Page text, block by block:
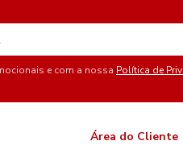
e com a nossa Política de
Área do Cliente